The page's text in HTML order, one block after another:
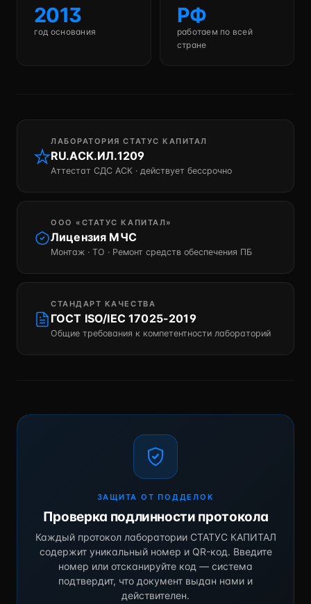
2013
год основания
РФ
работаем по всей
стране
ЛАБОРАТОРИЯ СТАТУС КАПИТАЛ
RU.АСК.ИЛ.1209
Аттестат СДС АСК · действует бессрочно
ООО «СТАТУС КАПИТАЛ»
Лицензия МЧС
Монтаж · ТО · Ремонт средств обеспечения ПБ
СТАНДАРТ КАЧЕСТВА
ГОСТ ISO/IEC 17025-2019
Общие требования к компетентности лабораторий
ЗАЩИТА ОТ ПОДДЕЛОК
Проверка подлинности протокола
Каждый протокол лаборатории СТАТУС КАПИТАЛ
содержит уникальный номер и QR-код. Введите
номер или отсканируйте код — система
подтвердит, что документ выдан нами и
действителен.